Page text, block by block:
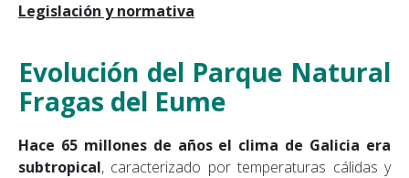
Legislación y normativa
Evolución del Parque Natural
Fragas del Eume
Hace 65 millones de años el clima de Galicia era
subtropical, caracterizado por temperaturas cálidas y